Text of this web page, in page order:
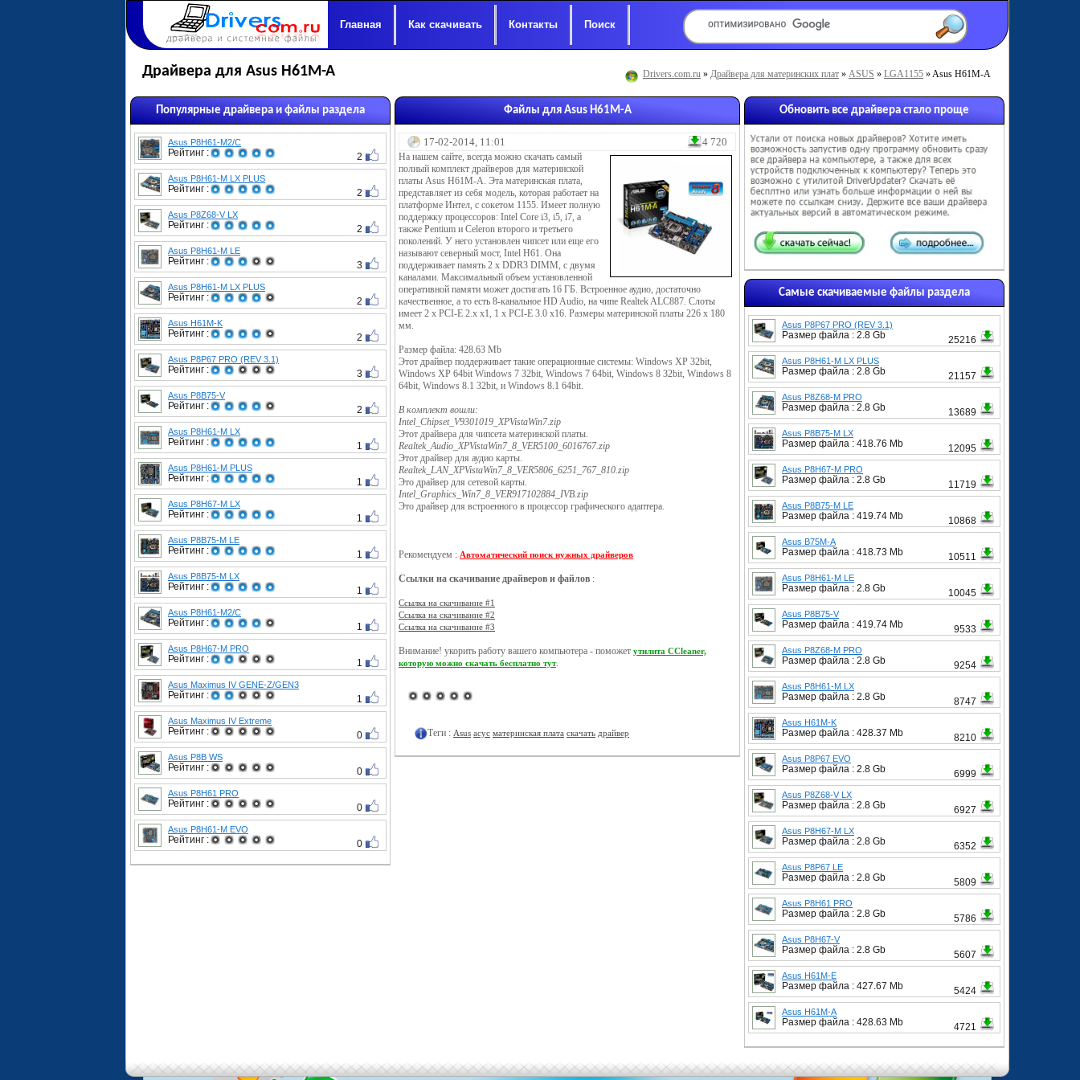
Главная Как скачивать Контакты Поиск
Драйвера для Asus H61M-A Drivers.com.ru » Драйвера для материнских плат » ASUS » LGA1155 » Asus H61M-A
Популярные драйвера и файлы раздела
Asus P8H61-M2/C
Рейтинг : 2
Asus P8H61-M LX PLUS
Рейтинг : 2
Asus P8Z68-V LX
Рейтинг : 2
Asus P8H61-M LE
Рейтинг : 3
Asus P8H61-M LX PLUS
Рейтинг : 2
Asus H61M-K
Рейтинг : 2
Asus P8P67 PRO (REV 3.1)
Рейтинг : 3
Asus P8B75-V
Рейтинг : 2
Asus P8H61-M LX
Рейтинг : 1
Asus P8H61-M PLUS
Рейтинг : 1
Asus P8H67-M LX
Рейтинг : 1
Asus P8B75-M LE
Рейтинг : 1
Asus P8B75-M LX
Рейтинг : 1
Asus P8H61-M2/C
Рейтинг : 1
Asus P8H67-M PRO
Рейтинг : 1
Asus Maximus IV GENE-Z/GEN3
Рейтинг : 1
Asus Maximus IV Extreme
Рейтинг : 0
Asus P8B WS
Рейтинг : 0
Asus P8H61 PRO
Рейтинг : 0
Asus P8H61-M EVO
Рейтинг : 0
Обновить все драйвера стало проще
Самые скачиваемые файлы раздела
Asus P8P67 PRO (REV 3.1)
Размер файла : 2.8 Gb 25216
Asus P8H61-M LX PLUS
Размер файла : 2.8 Gb 21157
Asus P8Z68-M PRO
Размер файла : 2.8 Gb 13689
Asus P8B75-M LX
Размер файла : 418.76 Mb 12095
Asus P8H67-M PRO
Размер файла : 2.8 Gb 11719
Asus P8B75-M LE
Размер файла : 419.74 Mb 10868
Asus B75M-A
Размер файла : 418.73 Mb 10511
Asus P8H61-M LE
Размер файла : 2.8 Gb 10045
Asus P8B75-V
Размер файла : 419.74 Mb 9533
Asus P8Z68-M PRO
Размер файла : 2.8 Gb 9254
Asus P8H61-M LX
Размер файла : 2.8 Gb 8747
Asus H61M-K
Размер файла : 428.37 Mb 8210
Asus P8P67 EVO
Размер файла : 2.8 Gb 6999
Asus P8Z68-V LX
Размер файла : 2.8 Gb 6927
Asus P8H67-M LX
Размер файла : 2.8 Gb 6352
Asus P8P67 LE
Размер файла : 2.8 Gb 5809
Asus P8H61 PRO
Размер файла : 2.8 Gb 5786
Asus P8H67-V
Размер файла : 2.8 Gb 5607
Asus H61M-E
Размер файла : 427.67 Mb 5424
Asus H61M-A
Размер файла : 428.63 Mb 4721
Файлы для Asus H61M-A
17-02-2014, 11:01 4 720
На нашем сайте, всегда можно скачать самый
полный комплект драйверов для материнской
платы Asus H61M-A. Эта материнская плата,
представляет из себя модель, которая работает на
платформе Интел, с сокетом 1155. Имеет полную
поддержку процессоров: Intel Core i3, i5, i7, а
также Pentium и Celeron второго и третьего
поколений. У него установлен чипсет или еще его
называют северный мост, Intel H61. Она
поддерживает память 2 x DDR3 DIMM, с двумя
каналами. Максимальный объем установленной
оперативной памяти может достигать 16 ГБ. Встроенное аудио, достаточно
качественное, а то есть 8-канальное HD Audio, на чипе Realtek ALC887. Слоты
имеет 2 x PCI-E 2.x x1, 1 x PCI-E 3.0 x16. Размеры материнской платы 226 x 180
мм.
Размер файла: 428.63 Mb
Этот драйвер поддерживает такие операционные системы: Windows XP 32bit,
Windows XP 64bit Windows 7 32bit, Windows 7 64bit, Windows 8 32bit, Windows 8
64bit, Windows 8.1 32bit, и Windows 8.1 64bit.
В комплект вошли:
Intel_Chipset_V9301019_XPVistaWin7.zip
Этот драйвера для чипсета материнской платы.
Realtek_Audio_XPVistaWin7_8_VER5100_6016767.zip
Этот драйвер для аудио карты.
Realtek_LAN_XPVistaWin7_8_VER5806_6251_767_810.zip
Это драйвер для сетевой карты.
Intel_Graphics_Win7_8_VER917102884_IVB.zip
Это драйвер для встроенного в процессор графического адаптера.
Рекомендуем : Автоматический поиск нужных драйверов
Ссылки на скачивание драйверов и файлов :
Ссылка на скачивание #1
Ссылка на скачивание #2
Ссылка на скачивание #3
Внимание! укорить работу вашего компьютера - поможет утилита CCleaner,
которую можно скачать бесплатно тут.
Теги : Asus асус материнская плата скачать драйвер